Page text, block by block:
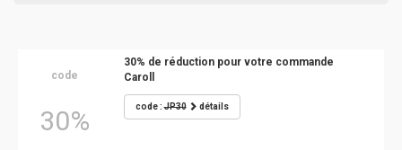
code
30%
30% de réduction pour votre commande
Caroll
code :JP30 détails